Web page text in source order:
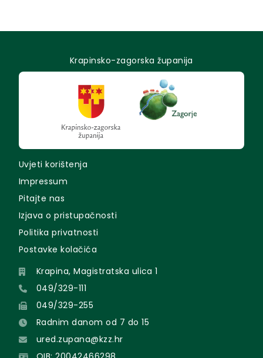
Krapinsko-zagorska županija
Uvjeti korištenja
Impressum
Pitajte nas
Izjava o pristupačnosti
Politika privatnosti
Postavke kolačića
Krapina, Magistratska ulica 1
049/329-111
049/329-255
Radnim danom od 7 do 15
ured.zupana@kzz.hr